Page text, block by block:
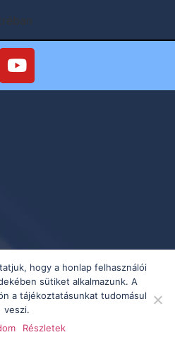
hogy a honlap felhasználói
sütiket alkalmazunk. A
a tájékoztatásunkat tudomásul
veszi.
Részletek